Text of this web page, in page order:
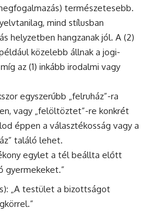
természetesebb.
mind stílusban
helyzetben hangzanak jól. A (2)
közelebb állnak a jogi-
az (1) inkább irodalmi vagy
egyszerűbb „felruház”-ra
vagy „felöltöztet”-re konkrét
éppen a választékosság vagy a
találó lehet.
egylet a tél beállta előtt
gyermekeket.”
„A testület a bizottságot